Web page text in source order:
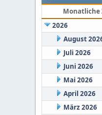
Monatliche
2026
August
Juli 2026
Juni 2026
Mai 2026
April 2026
März 2026